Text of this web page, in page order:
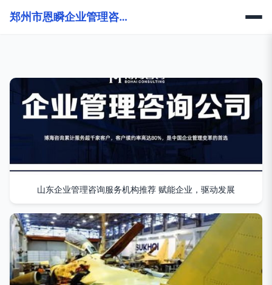
郑州市恩瞬企业管理咨询有限公司
山东企业管理咨询服务机构推荐 赋能企业，驱动发展